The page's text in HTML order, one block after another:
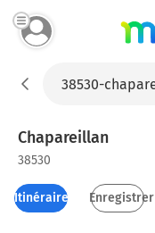
Chapareillan
38530
Itinéraires Enregistrer